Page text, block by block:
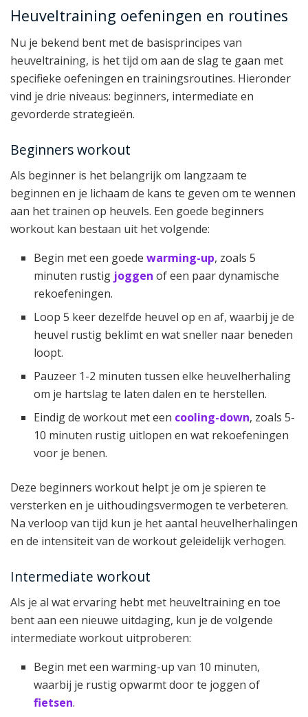
Heuveltraining oefeningen en routines
Nu je bekend bent met de basisprincipes van
heuveltraining, is het tijd om aan de slag te gaan met
specifieke oefeningen en trainingsroutines. Hieronder
vind je drie niveaus: beginners, intermediate en
gevorderde strategieën.
Beginners workout
Als beginner is het belangrijk om langzaam te
beginnen en je lichaam de kans te geven om te wennen
aan het trainen op heuvels. Een goede beginners
workout kan bestaan uit het volgende:
Begin met een goedewarming-up, zoals 5
minuten rustig joggen of een paar dynamische
rekoefeningen.
Loop 5 keer dezelfde heuvel op en af, waarbij je de
heuvel rustig beklimt en wat sneller naar beneden
loopt.
Pauzeer 1-2 minuten tussen elke heuvelherhaling
om je hartslag te laten dalen en te herstellen.
Eindig de workout met een cooling-down, zoals 5-
10 minuten rustig uitlopen en wat rekoefeningen
voor je benen.
Deze beginners workout helpt je om je spieren te
versterken en je uithoudingsvermogen te verbeteren.
Na verloop van tijd kun je het aantal heuvelherhalingen
en de intensiteit van de workout geleidelijk verhogen.
Intermediate workout
Als je al wat ervaring hebt met heuveltraining en toe
bent aan een nieuwe uitdaging, kun je de volgende
intermediate workout uitproberen:
Begin met een warming-up van 10 minuten,
waarbij je rustig opwarmt door te joggen of
fietsen.